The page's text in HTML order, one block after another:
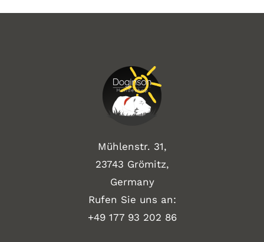
Mühlenstr. 31,
23743 Grömitz,
Germany
Rufen Sie uns an:
+49 177 93 202 86